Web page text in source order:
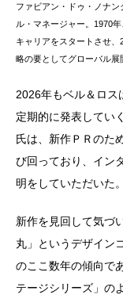
ファビアン・ドゥ・ノナ
ル・マネージャー。1970
キャリアをスタートさせ
略の要としてグローバル展
2026年もベル＆ロス
定期的に発表してい
氏は、新作ＰＲのた
び回っており、イン
明をしていただいた。
新作を見回して気づ
丸」というデザイン
のここ数年の傾向で
テージシリーズ」の